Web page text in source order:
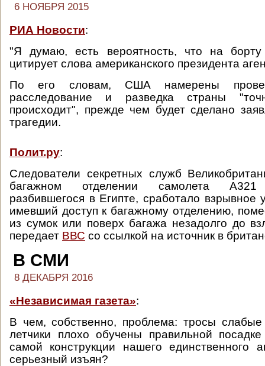
6 НОЯБРЯ 2015
РИА Новости:
"Я думаю, есть вероятность, что на
цитирует слова американского президента
По его словам, США намерены
расследование и разведка страны
происходит", прежде чем будет сделано
трагедии.
Полит.ру:
Следователи секретных служб
багажном отделении самолета А321
разбившегося в Египте, сработало взрывное
имевший доступ к багажному отделению,
из сумок или поверх багажа незадолго до
передает ВВС со ссылкой на источник в
В СМИ
8 ДЕКАБРЯ 2016
«Независимая газета»:
В чем, собственно, проблема: тросы
летчики плохо обучены правильной
самой конструкции нашего единственного
серьезный изъян?